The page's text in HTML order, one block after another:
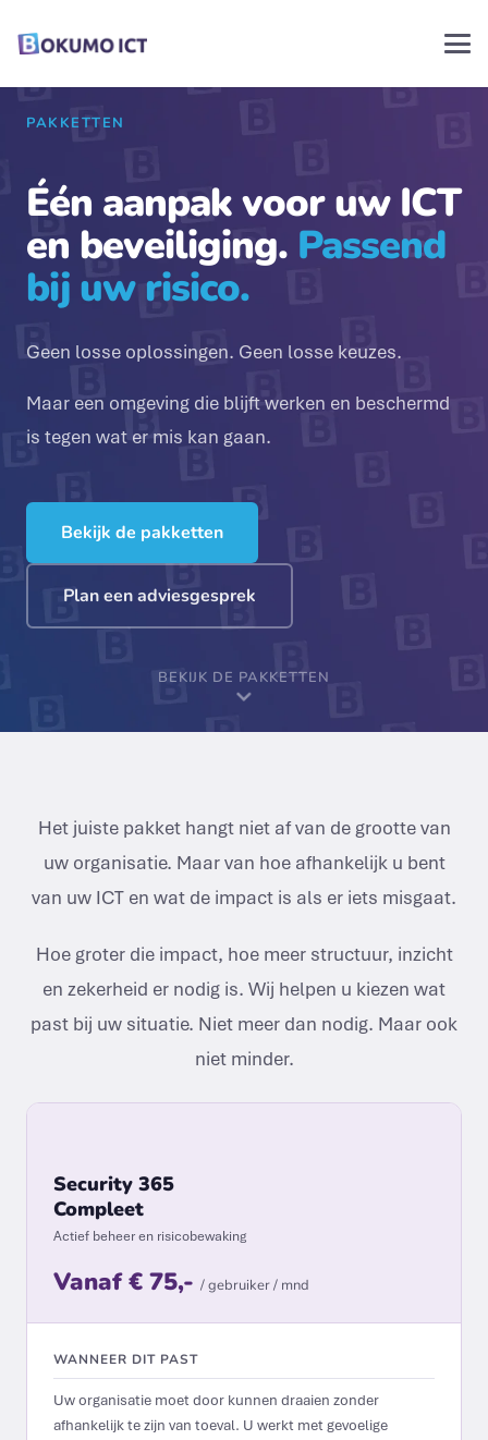
PAKKETTEN
Één aanpak voor uw ICT
en beveiliging. Passend
bij uw risico.
Geen losse oplossingen. Geen losse keuzes.
Maar een omgeving die blijft werken en beschermd
is tegen wat er mis kan gaan.
Bekijk de pakketten
Plan een adviesgesprek
BEKIJK DE PAKKETTEN
Het juiste pakket hangt niet af van de grootte van
uw organisatie. Maar van hoe afhankelijk u bent
van uw ICT en wat de impact is als er iets misgaat.
Hoe groter die impact, hoe meer structuur, inzicht
en zekerheid er nodig is. Wij helpen u kiezen wat
past bij uw situatie. Niet meer dan nodig. Maar ook
niet minder.
Security 365
Compleet
Actief beheer en risicobewaking
Vanaf € 75,- / gebruiker / mnd
WANNEER DIT PAST
Uw organisatie moet door kunnen draaien zonder
afhankelijk te zijn van toeval. U werkt met gevoelige